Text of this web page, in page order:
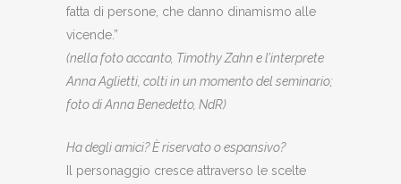
fatta di persone, che danno dinamismo alle
vicende.”
(nella foto accanto, Timothy Zahn e l’interprete
Anna Aglietti, colti in un momento del seminario;
foto di Anna Benedetto, NdR)
Ha degli amici? È riservato o espansivo?
Il personaggio cresce attraverso le scelte